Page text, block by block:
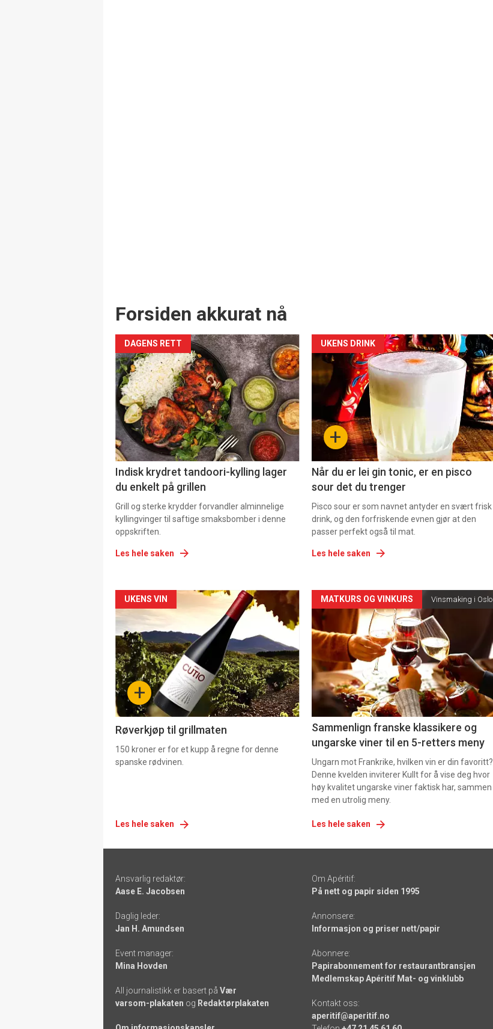
Forsiden akkurat nå
DAGENS RETT
Indisk krydret tandoori-kylling lager
du enkelt på grillen
Grill og sterke krydder forvandler alminnelige
kyllingvinger til saftige smaksbomber i denne
oppskriften.
Les hele saken
Forsiden
akkurat
nå
-
+
UKENS DRINK
Når du er lei gin tonic, er en pisco
sour det du trenger
Pisco sour er som navnet antyder en svært frisk
drink, og den forfriskende evnen gjør at den
passer perfekt også til mat.
Les hele saken
Forsiden
akkurat
nå
-
4 +
UKENS VIN
Røverkjøp til grillmaten
150 kroner er for et kupp å regne for denne
spanske rødvinen.
Les hele saken
Forsiden
akkurat
nå
-
5
MATKURS OG VINKURS Vinsmaking i Oslo
Sammenlign franske klassikere og
ungarske viner til en 5-retters meny
Ungarn mot Frankrike, hvilken vin er din favoritt?
Denne kvelden inviterer Kullt for å vise deg hvor
høy kvalitet ungarske viner faktisk har, sammen
med en utrolig meny.
Les hele saken
-
links
Ansvarlig redaktør:
Aase E. Jacobsen
Daglig leder:
Jan H. Amundsen
Event manager:
Mina Hovden
All journalistikk er basert på Vær
varsom-plakaten og Redaktørplakaten
Om Apéritif:
På nett og papir siden 1995
Annonsere:
Informasjon og priser nett/papir
Abonnere:
Papirabonnement for restaurantbransjen
Medlemskap Apéritif Mat- og vinklubb
Kontakt oss:
aperitif@aperitif.no